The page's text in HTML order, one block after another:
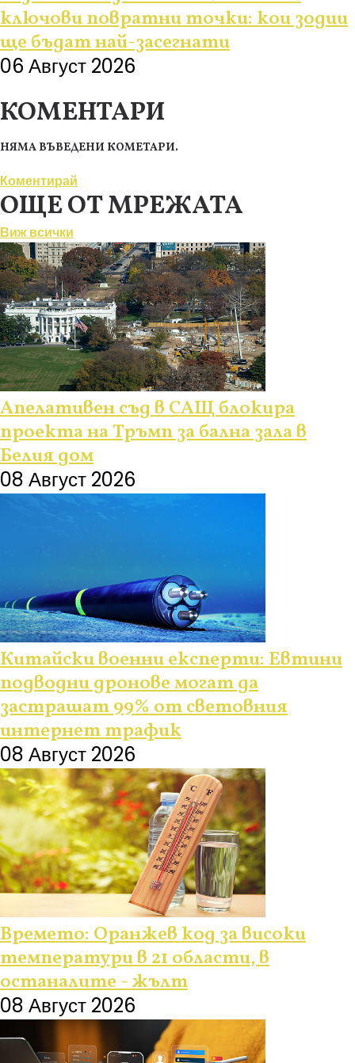
ключови повратни точки: кои зодии
ще бъдат най-засегнати
06 Август 2026
КОМЕНТАРИ
НЯМА ВЪВЕДЕНИ КОМЕТАРИ.
Коментирай
ОЩЕ ОТ МРЕЖАТА
Виж всички
Апелативен съд в САЩ блокира
проекта на Тръмп за бална зала в
Белия дом
08 Август 2026
Китайски военни експерти: Евтини
подводни дронове могат да
застрашат 99% от световния
интернет трафик
08 Август 2026
Времето: Оранжев код за високи
температури в 21 области, в
останалите - жълт
08 Август 2026